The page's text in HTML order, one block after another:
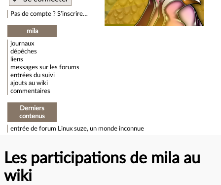
Pas de compte ? S’inscrire…
mila
journaux
dépêches
liens
messages sur les forums
entrées du suivi
ajouts au wiki
commentaires
Derniers
contenus
entrée de forum Linux suze, un monde inconnue
Les participations de mila au
wiki